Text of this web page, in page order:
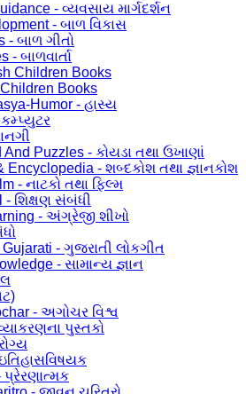
- વ્યવસાય માર્ગદર્શન
- બાળ વિકાસ
- બાળ ગીતો
- બાળવાર્તા
Children Books
Books
Humor - હાસ્ય
And Puzzles - કોયડા તથા ઉખાણાં
Encyclopedia - શબ્દકોશ તથા જ્ઞાનકોશ
- નાટકો તથા ફિલ્મ
- શિક્ષણ સંબંધી
- અંગ્રેજી શીખો
- ગુજરાતી લોકગીત
- સામાન્ય જ્ઞાન
- અગોચર વિશ્વ
પુસ્તકો
પ્રેરણાત્મક